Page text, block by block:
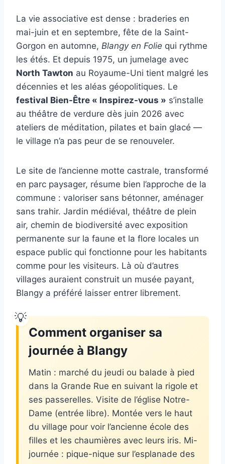
La vie associative est dense : braderies en
mai-juin et en septembre, fête de la Saint-
Gorgon en automne, Blangy en Folie qui rythme
les étés. Et depuis 1975, un jumelage avec
North Tawton au Royaume-Uni tient malgré les
décennies et les aléas géopolitiques. Le
festival Bien-Être « Inspirez-vous » s’installe
au théâtre de verdure dès juin 2026 avec
ateliers de méditation, pilates et bain glacé —
le village n’a pas peur de se renouveler.
Le site de l’ancienne motte castrale, transformé
en parc paysager, résume bien l’approche de la
commune : valoriser sans bétonner, aménager
sans trahir. Jardin médiéval, théâtre de plein
air, chemin de biodiversité avec exposition
permanente sur la faune et la flore locales un
espace public qui fonctionne pour les habitants
comme pour les visiteurs. Là où d’autres
villages auraient construit un musée payant,
Blangy a préféré laisser entrer librement.
Comment organiser sa
journée à Blangy
Matin : marché du jeudi ou balade à pied
dans la Grande Rue en suivant la rigole et
ses passerelles. Visite de l’église Notre-
Dame (entrée libre). Montée vers le haut
du village pour voir l’ancienne école des
filles et les chaumières avec leurs iris. Mi-
journée : pique-nique sur l’esplanade des